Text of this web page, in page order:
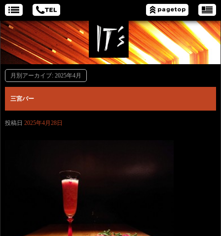
月別アーカイブ: 2025年4月
三宮バー
投稿日 2025年4月28日